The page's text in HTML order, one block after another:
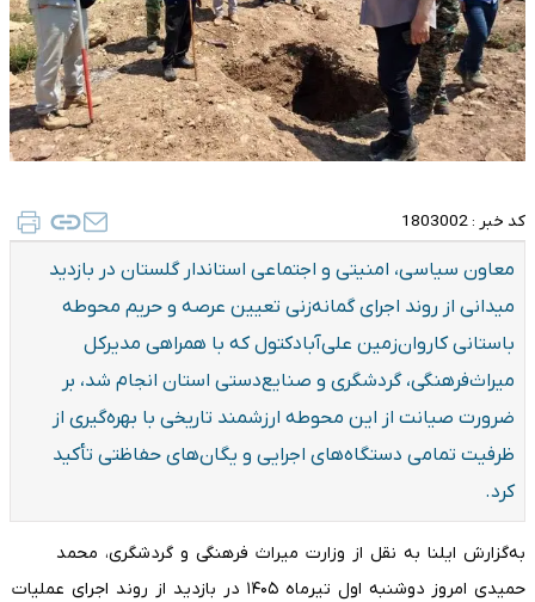
کد خبر : 1803002
معاون سیاسی، امنیتی و اجتماعی استاندار گلستان در بازدید
میدانی از روند اجرای گمانه‌زنی تعیین عرصه و حریم محوطه
باستانی کاروان‌زمین علی‌آبادکتول که با همراهی مدیرکل
میراث‌فرهنگی، گردشگری و صنایع‌دستی استان انجام شد، بر
ضرورت صیانت از این محوطه ارزشمند تاریخی با بهره‌گیری از
ظرفیت تمامی دستگاه‌های اجرایی و یگان‌های حفاظتی تأکید
کرد.
به‌گزارش ایلنا به نقل از وزارت میراث فرهنگی و گردشگری، محمد
حمیدی امروز دوشنبه اول تیرماه ۱۴۰۵ در بازدید از روند اجرای عملیات